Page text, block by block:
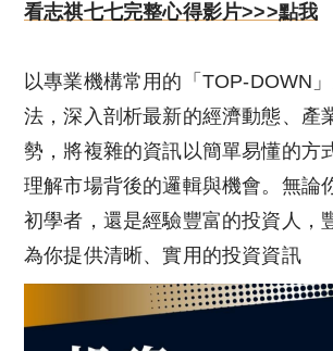
看志祺七七完整心得影片>>>點我
以專業機構常用的「TOP-DOWN
法，深入剖析最新的經濟動態、產
勢，將複雜的資訊以簡單易懂的方
理解市場背後的邏輯與機會。無論
初學者，還是經驗豐富的投資人，
為你提供清晰、實用的投資資訊